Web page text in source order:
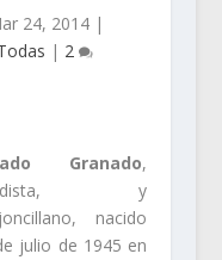
24, 2014|
| 2
Granado,
y
nacido
julio de 1945 en